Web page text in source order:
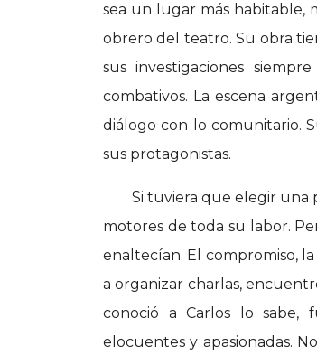
sea un lugar más habitable,
obrero del teatro. Su obra
sus investigaciones
combativos. La escena
diálogo con lo comunitario.
sus protagonistas.
Si tuviera que elegir una
motores de toda su labor.
enaltecían. El compromiso,
a organizar charlas,
conoció a Carlos lo sabe,
elocuentes y apasionadas.